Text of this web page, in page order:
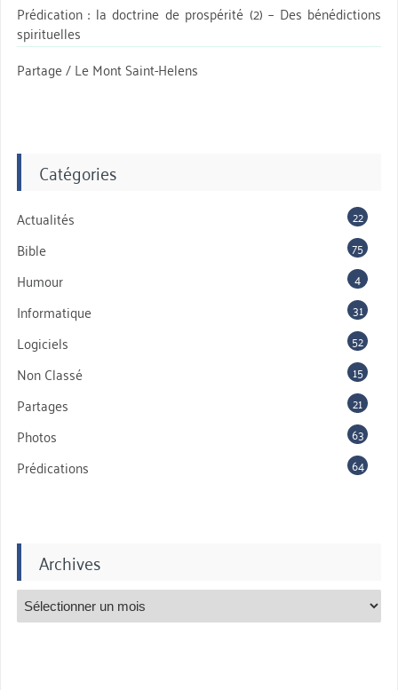
Prédication : la doctrine de prospérité (2) – Des bénédictions
spirituelles
Partage / Le Mont Saint-Helens
Catégories
Actualités 22
Bible 75
Humour 4
Informatique 31
Logiciels 52
Non Classé 15
Partages 21
Photos 63
Prédications 64
Archives